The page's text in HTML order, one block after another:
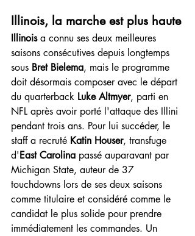
Illinois, la marche est plus haute
Illinois a connu ses deux meilleures
saisons consécutives depuis longtemps
sous Bret Bielema, mais le programme
doit désormais composer avec le départ
du quarterback Luke Altmyer, parti en
NFL après avoir porté l'attaque des Illini
pendant trois ans. Pour lui succéder, le
staff a recruté Katin Houser, transfuge
d'East Carolina passé auparavant par
Michigan State, auteur de 37
touchdowns lors de ses deux saisons
comme titulaire et considéré comme le
candidat le plus solide pour prendre
immédiatement les commandes. Un